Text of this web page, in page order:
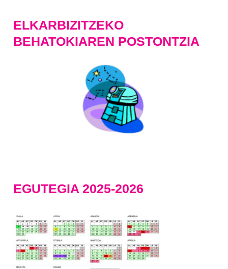
ELKARBIZITZEKO
BEHATOKIAREN POSTONTZIA
EGUTEGIA 2025-2026